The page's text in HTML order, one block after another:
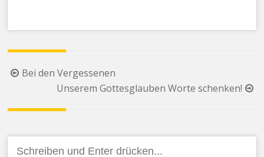
Beitragsnavigation
Bei den Vergessenen
Unserem Gottesglauben Worte schenken!